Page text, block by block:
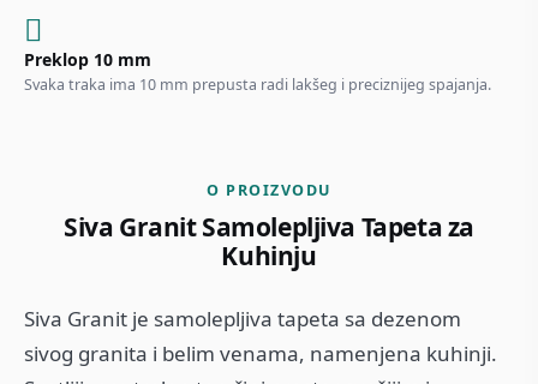
Preklop 10 mm
Svaka traka ima 10 mm prepusta radi lakšeg i preciznijeg spajanja.
O PROIZVODU
Siva Granit Samolepljiva Tapeta za
Kuhinju
Siva Granit je samolepljiva tapeta sa dezenom
sivog granita i belim venama, namenjena kuhinji.